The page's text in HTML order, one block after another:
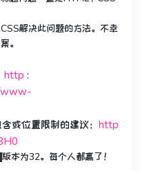
解决此问题的方法。 不幸
。
http :
www-
或位置限制的建议： http
版本为32。每个人都赢了！